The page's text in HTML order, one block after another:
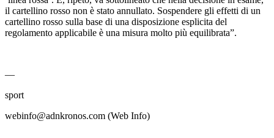
il cartellino rosso non è stato annullato. Sospendere gli effetti di un
cartellino rosso sulla base di una disposizione esplicita del
regolamento applicabile è una misura molto più equilibrata”.
—
sport
webinfo@adnkronos.com (Web Info)